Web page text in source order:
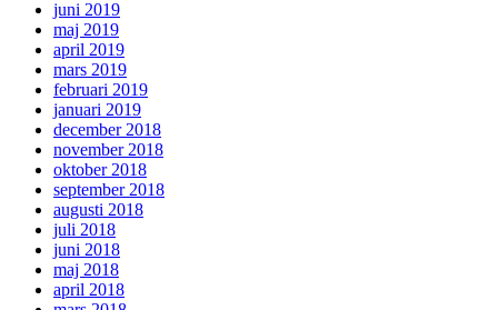
juni 2019
maj 2019
april 2019
mars 2019
februari 2019
januari 2019
december 2018
november 2018
oktober 2018
september 2018
augusti 2018
juli 2018
juni 2018
maj 2018
april 2018